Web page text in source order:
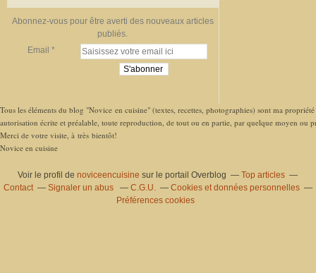
Abonnez-vous pour être averti des nouveaux articles
publiés.
Email
Tous les éléments du blog "Novice en cuisine" (textes, recettes, photographies) sont ma
autorisation écrite et préalable, toute reproduction, de tout ou en partie, par quelque moyen ou
Merci de votre visite, à très bientôt!
Novice en cuisine
Voir le profil denoviceencuisine sur le portail Overblog
Top articles
Contact
Signaler un abus C.G.U.
Cookies et données personnelles
Préférences cookies